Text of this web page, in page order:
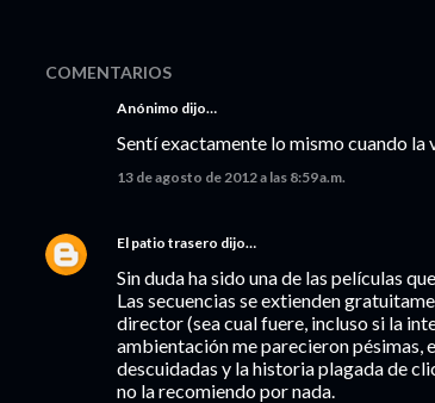
COMENTARIOS
Anónimo dijo…
Sentí exactamente lo mismo cuando la
13 de agosto de 2012 a las 8:59 a.m.
El patio trasero dijo…
Sin duda ha sido una de las películas
Las secuencias se extienden
director (sea cual fuere, incluso si la
ambientación me parecieron pésimas,
descuidadas y la historia plagada de
no la recomiendo por nada.